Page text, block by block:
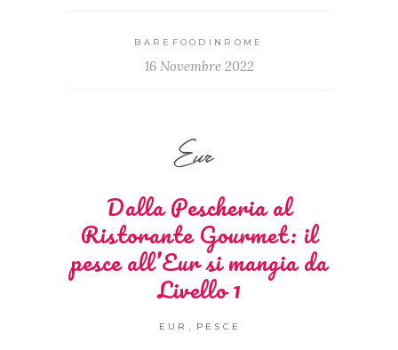
BAREFOODINROME
16 Novembre 2022
Eur
Dalla Pescheria al
Ristorante Gourmet: il
pesce all’Eur si mangia da
Livello 1
EUR , PESCE